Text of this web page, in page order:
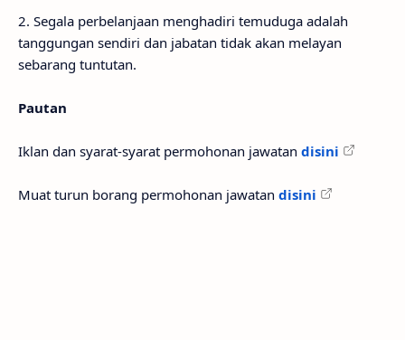
2. Segala perbelanjaan menghadiri temuduga adalah
tanggungan sendiri dan jabatan tidak akan melayan
sebarang tuntutan.
Pautan
Iklan dan syarat-syarat permohonan jawatan disini
Muat turun borang permohonan jawatan disini